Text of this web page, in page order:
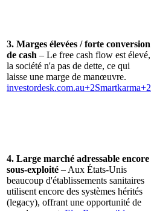
3. Marges élevées / forte conversion
de cash – Le free cash flow est élevé,
la société n'a pas de dette, ce qui
laisse une marge de manœuvre.
investordesk.com.au+2Smartkarma+2
4. Large marché adressable encore
sous-exploité – Aux États-Unis
beaucoup d'établissements sanitaires
utilisent encore des systèmes hérités
(legacy), offrant une opportunité de